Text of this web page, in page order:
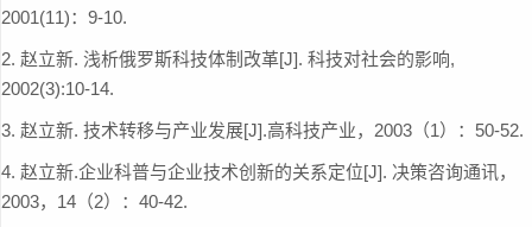
2001(11)：9-10.
2. 赵立新. 浅析俄罗斯科技体制改革[J]. 科技对社会的影响,
2002(3):10-14.
3. 赵立新. 技术转移与产业发展[J].高科技产业，2003（1）：50-52.
4. 赵立新.企业科普与企业技术创新的关系定位[J]. 决策咨询通讯，
2003，14（2）：40-42.